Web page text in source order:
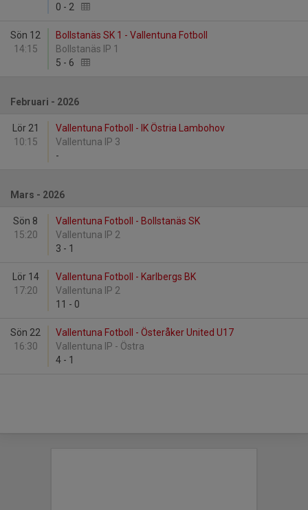
0 - 2
Sön 12
14:15
Bollstanäs SK 1 - Vallentuna Fotboll
Bollstanäs IP 1
5 - 6
Februari - 2026
Lör 21
10:15
Vallentuna Fotboll - IK Östria Lambohov
Vallentuna IP 3
-
Mars - 2026
Sön 8
15:20
Vallentuna Fotboll - Bollstanäs SK
Vallentuna IP 2
3 - 1
Lör 14
17:20
Vallentuna Fotboll - Karlbergs BK
Vallentuna IP 2
11 - 0
Sön 22
16:30
Vallentuna Fotboll - Österåker United U17
Vallentuna IP - Östra
4 - 1